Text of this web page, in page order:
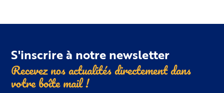
S'inscrire à notre newsletter
Recevez nos actualités directement dans
votre boîtemail !